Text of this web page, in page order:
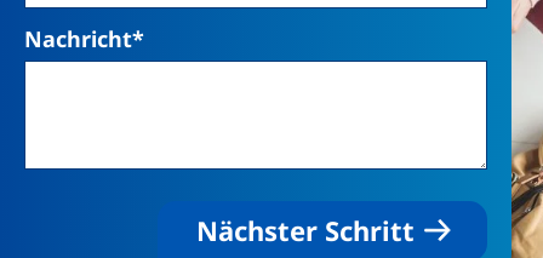
Nachricht*
Nächster Schritt